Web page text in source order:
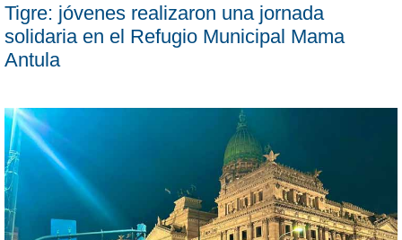
Tigre: jóvenes realizaron una jornada
solidaria en el Refugio Municipal Mama
Antula